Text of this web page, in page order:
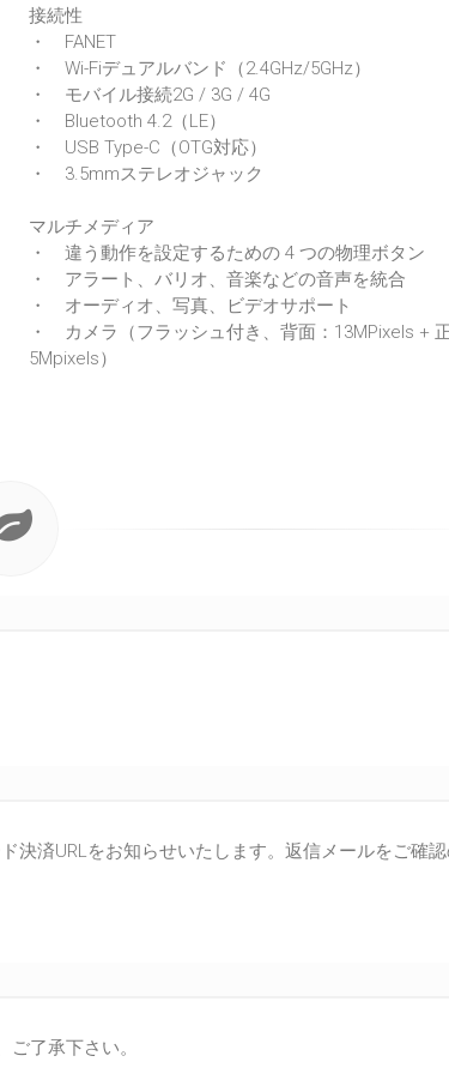
接続性
・ FANET
・ Wi-Fiデュアルバンド（2.4GHz/5GHz）
・ モバイル接続2G / 3G / 4G
・ Bluetooth 4.2（LE）
・ USB Type-C（OTG対応）
・ 3.5mmステレオジャック
マルチメディア
・ 違う動作を設定するための 4 つの物理ボタン
・ アラート、バリオ、音楽などの音声を統合
・ オーディオ、写真、ビデオサポート
・ カメラ（フラッシュ付き、背面：13MPixels +
5Mpixels）
決済URLをお知らせいたします。返信メールをご確
了承下さい。